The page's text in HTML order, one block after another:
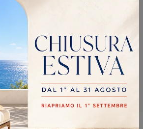
NAVIGARE
Tavoli Midj Monza
San Giovanni